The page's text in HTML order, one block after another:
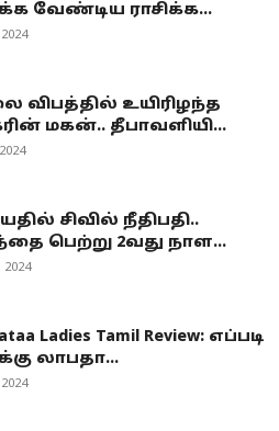
வேண்டிய ராசிக்க...
விபத்தில் உயிரிழந்த
மகன்.. தீபாவளியி...
சிவில் நீதிபதி..
பெற்று 2வது நாள...
2024
Ladies Tamil Review: எப்படி
லாபதா...